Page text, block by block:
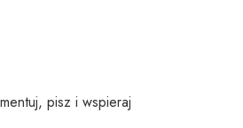
pisz i wspieraj